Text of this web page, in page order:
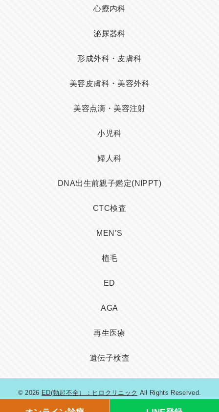
心療内科
泌尿器科
形成外科・皮膚科
美容皮膚科・美容外科
美容点滴・美容注射
小児科
婦人科
DNA出生前親子鑑定(NIPPT)
CTC検査
MEN’S
植毛
ED
AGA
再生医療
遺伝子検査
© 2026 ED(勃起不全）：ヒロクリニック All Rights Reserved.